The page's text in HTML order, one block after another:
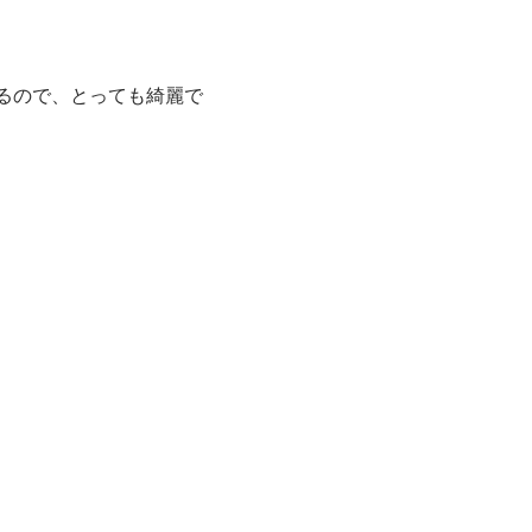
ので、とっても綺麗で